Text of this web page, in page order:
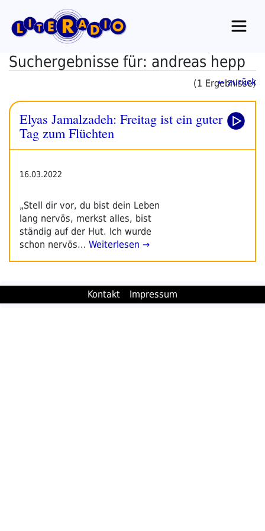
Inhalt
springen
Suchergebnisse für: andreas hepp
(1 Ergebnisse)
← zurück
Elyas Jamalzadeh: Freitag ist ein guter
Tag zum Flüchten
16.03.2022
„Stell dir vor, du bist dein Leben
lang nervös, merkst alles, bist
ständig auf der Hut. Ich wurde
schon nervös… Weiterlesen →
Kontakt Impressum